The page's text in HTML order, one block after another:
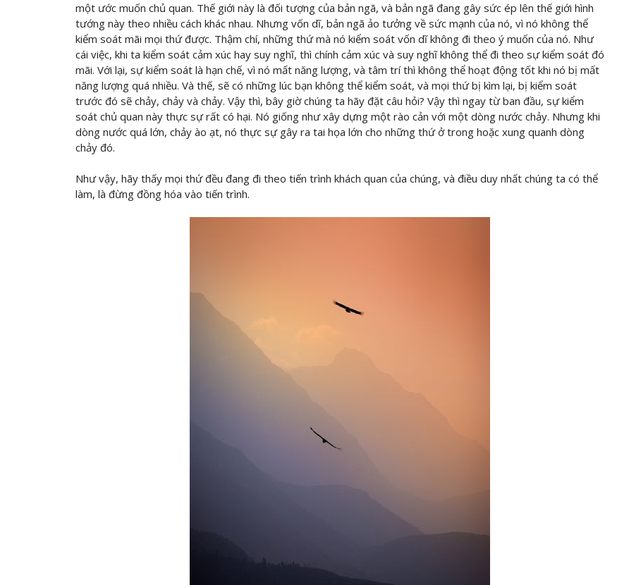
một ước muốn chủ quan. Thế giới này là đối tượng của bản ngã, và bản ngã đang gây sức ép lên thế giới hình
tướng này theo nhiều cách khác nhau. Nhưng vốn dĩ, bản ngã ảo tưởng về sức mạnh của nó, vì nó không thể
kiểm soát mãi mọi thứ được. Thậm chí, những thứ mà nó kiểm soát vốn dĩ không đi theo ý muốn của nó. Như
cái việc, khi ta kiểm soát cảm xúc hay suy nghĩ, thì chính cảm xúc và suy nghĩ không thể đi theo sự kiểm soát đó
mãi. Với lại, sự kiểm soát là hạn chế, vì nó mất năng lượng, và tâm trí thì không thể hoạt động tốt khi nó bị mất
năng lượng quá nhiều. Và thế, sẽ có những lúc bạn không thể kiểm soát, và mọi thứ bị kìm lại, bị kiểm soát
trước đó sẽ chảy, chảy và chảy. Vậy thì, bây giờ chúng ta hãy đặt câu hỏi? Vậy thì ngay từ ban đầu, sự kiểm
soát chủ quan này thực sự rất có hại. Nó giống như xây dựng một rào cản với một dòng nước chảy. Nhưng khi
dòng nước quá lớn, chảy ào ạt, nó thực sự gây ra tai họa lớn cho những thứ ở trong hoặc xung quanh dòng
chảy đó.
Như vậy, hãy thấy mọi thứ đều đang đi theo tiến trình khách quan của chúng, và điều duy nhất chúng ta có thể
làm, là đừng đồng hóa vào tiến trình.